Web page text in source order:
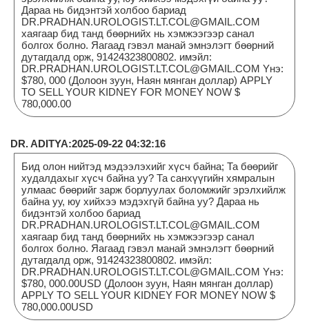
Дараа нь бидэнтэй холбоо бариад
DR.PRADHAN.UROLOGIST.LT.COL@GMAIL.COM
хаягаар бид танд бөөрнийх нь хэмжээгээр санал
болгох болно. Яагаад гэвэл манай эмнэлэгт бөөрний
дутагдалд орж, 91424323800802. имэйл:
DR.PRADHAN.UROLOGIST.LT.COL@GMAIL.COM Yнэ:
$780, 000 (Долоон зуун, Наян мянган доллар) APPLY
TO SELL YOUR KIDNEY FOR MONEY NOW $
780,000.00
DR. ADITYA:2025-09-22 04:32:16
Бид олон нийтэд мэдээлэхийг хүсч байна; Та бөөрийг
худалдахыг хүсч байна уу? Та санхүүгийн хямралын
улмаас бөөрийг зарж борлуулах боломжийг эрэлхийлж
байна уу, юу хийхээ мэдэхгүй байна уу? Дараа нь
бидэнтэй холбоо бариад
DR.PRADHAN.UROLOGIST.LT.COL@GMAIL.COM
хаягаар бид танд бөөрнийх нь хэмжээгээр санал
болгох болно. Яагаад гэвэл манай эмнэлэгт бөөрний
дутагдалд орж, 91424323800802. имэйл:
DR.PRADHAN.UROLOGIST.LT.COL@GMAIL.COM Yнэ:
$780, 000.00USD (Долоон зуун, Наян мянган доллар)
APPLY TO SELL YOUR KIDNEY FOR MONEY NOW $
780,000.00USD